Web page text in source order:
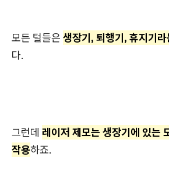
모든 털들은 생장기, 퇴행기, 휴지기
다.
그런데 레이저 제모는 생장기에 있는
작용하죠.